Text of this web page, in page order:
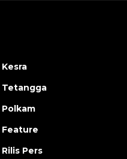
Kesra
Tetangga
Polkam
Feature
Rilis Pers